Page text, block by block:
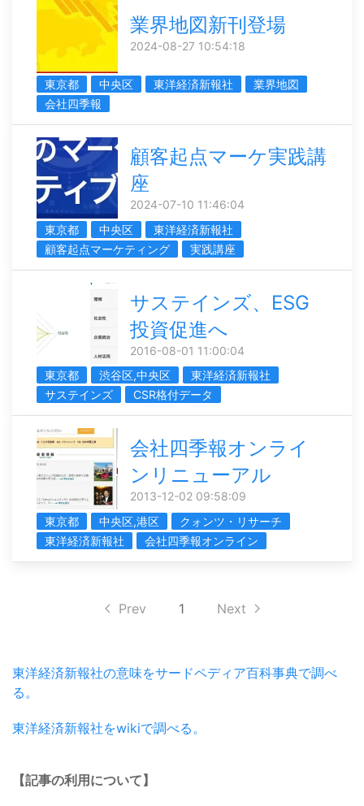
業界地図新刊登場
2024-08-27 10:54:18
東京都 中央区 東洋経済新報社
業界地図
会社四季報
顧客起点マーケ実践講
座
2024-07-10 11:46:04
東京都
中央区
東洋経済新報社
顧客起点マーケティング
実践講座
サステインズ、ESG
投資促進へ
2016-08-01 11:00:04
東京都
渋谷区,中央区
東洋経済新報社
サステインズ
CSR格付データ
会社四季報オンライ
ンリニューアル
2013-12-02 09:58:09
東京都
中央区,港区
クォンツ・リサーチ
東洋経済新報社
会社四季報オンライン
Prev 1 Next
東洋経済新報社の意味をサードペディア百科事典で調べ
る。
東洋経済新報社をwikiで調べる。
【記事の利用について】